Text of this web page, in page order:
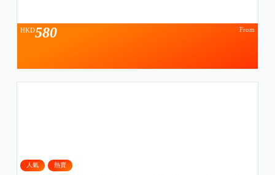
From
HKD580
人氣 熱賣